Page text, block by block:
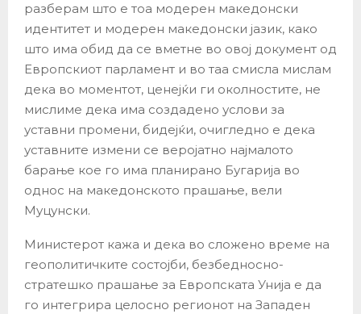
разберам што е тоа модерен македонски
идентитет и модерен македонски јазик, како
што има обид да се вметне во овој документ од
Европскиот парламент и во таа смисла мислам
дека во моментот, ценејќи ги околностите, не
мислиме дека има создадено услови за
уставни промени, бидејќи, очигледно е дека
уставните измени се веројатно најмалото
барање кое го има планирано Бугарија во
однос на македонското прашање, вели
Муцунски.
Министерот кажа и дека во сложено време на
геополитичките состојби, безбедносно-
стратешко прашање за Европската Унија е да
го интегрира целосно регионот на Западен